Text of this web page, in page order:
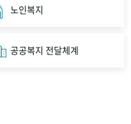
노인복지
공공복지 전달체계